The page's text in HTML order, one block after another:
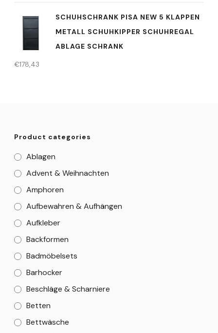
SCHUHSCHRANK PISA NEW 5 KLAPPEN
METALL SCHUHKIPPER SCHUHREGAL
ABLAGE SCHRANK
€178,43
Product categories
Ablagen
Advent & Weihnachten
Amphoren
Aufbewahren & Aufhängen
Aufkleber
Backformen
Badmöbelsets
Barhocker
Beschläge & Scharniere
Betten
Bettwäsche